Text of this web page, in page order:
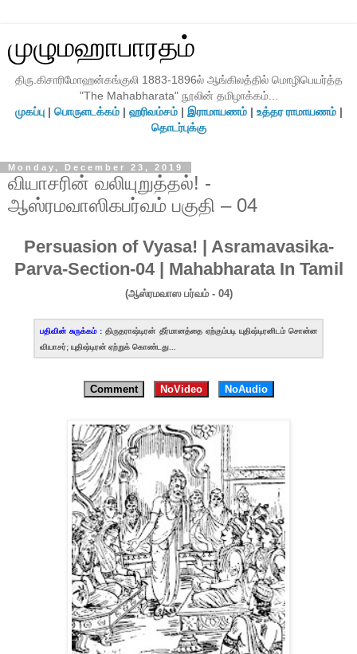
முழுமஹாபாரதம்
திரு.கிசாரிமோஹன்கங்குலி 1883-1896ல் ஆங்கிலத்தில் மொழிபெயர்த்த
"The Mahabharata" நூலின் தமிழாக்கம்...
முகப்பு| பொருளடக்கம்| ஹரிவம்சம்| இராமாயணம்| உத்தர ராமாயணம்|
தொடர்புக்கு
Monday, December 23, 2019
வியாசரின் வலியுறுத்தல்! -
ஆஸ்ரமவாஸிகபர்வம் பகுதி – 04
Persuasion of Vyasa! | Asramavasika-
Parva-Section-04 | Mahabharata In Tamil
(ஆஸ்ரமவாஸ பர்வம் - 04)
பதிவின் சுருக்கம் : திருதராஷ்டிரன் தீர்மானத்தை ஏற்கும்படி யுதிஷ்டிரனிடம் சொன்ன
வியாசர்; யுதிஷ்டிரன் ஏற்றுக் கொண்டது...
Comment NoVideo NoAudio